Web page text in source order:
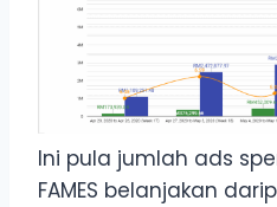
Ini pula jumlah ads
FAMES belanjakan